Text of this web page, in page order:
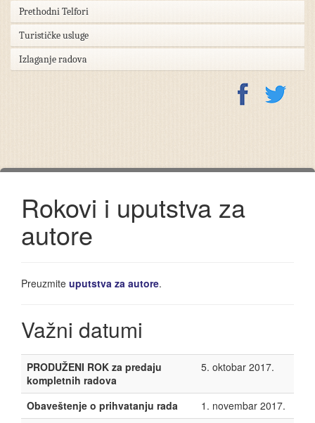
Prethodni Telfori
Turističke usluge
Izlaganje radova
Rokovi i uputstva za
autore
Preuzmite uputstva za autore.
Važni datumi
PRODUŽENI ROK za predaju
kompletnih radova
5. oktobar 2017.
Obaveštenje o prihvatanju rada
1. novembar 2017.